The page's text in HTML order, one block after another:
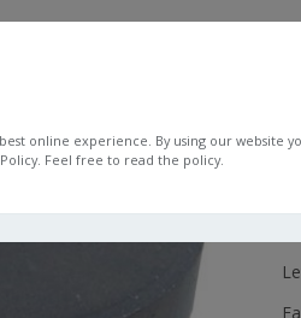
online experience. By using our website
Feel free to read the policy.